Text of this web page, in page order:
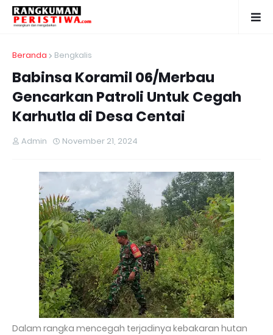
Beranda Bengkalis
Babinsa Koramil 06/Merbau
Gencarkan Patroli Untuk Cegah
Karhutla di Desa Centai
Admin November 21, 2024
Dalam rangka mencegah terjadinya kebakaran hutan